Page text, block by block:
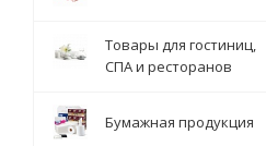
Товары для гостиниц,
СПА и ресторанов
Бумажная продукция